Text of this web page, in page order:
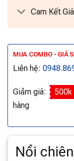
Cam Kết
MUA COMBO - GIÁ
Liên hệ:
Giảm giá: 500k
hàng
Nồi